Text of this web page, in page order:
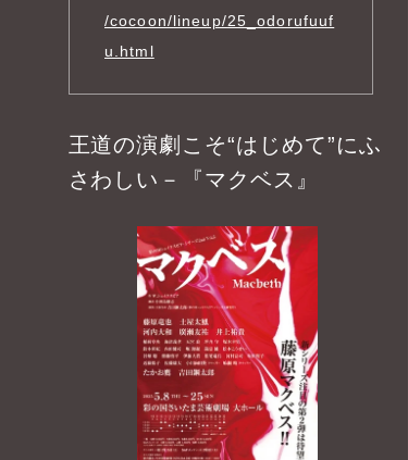
/cocoon/lineup/25_odorufuuf
u.html
王道の演劇こそ“はじめて”にふ
さわしい－『マクベス』